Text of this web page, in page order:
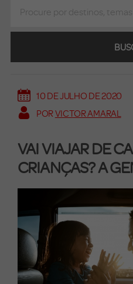
10 DE JULHO DE 2020
PORVICTOR AMARAL
VAI VIAJAR DE
CRIANÇAS? A